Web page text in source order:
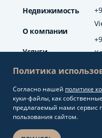
Недвижимость
О компании
Услуги
Отзывы
Блог
Политика
Согласно нашей политике
куки-файлы, как
предлагаемый нами сервис
пользования сайтом.